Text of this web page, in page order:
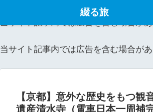
当サイト記事内では広告を含む場合が
当サイト記事内では広告を含む場合が
【京都】意外な歴史をもつ観
遺産清水寺（電車日本一周補
綴る旅